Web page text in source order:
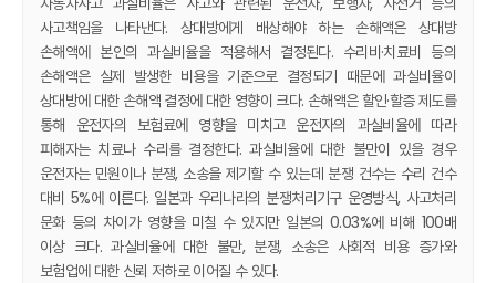
사고책임을 나타낸다. 상대방에게 배상해야 하는 손해액은 상대방
손해액에 본인의 과실비율을 적용해서 결정된다. 수리비·치료비 등의
손해액은 실제 발생한 비용을 기준으로 결정되기 때문에 과실비율이
상대방에 대한 손해액 결정에 대한 영향이 크다. 손해액은 할인·할증 제도를
통해 운전자의 보험료에 영향을 미치고 운전자의 과실비율에 따라
피해자는 치료나 수리를 결정한다. 과실비율에 대한 불만이 있을 경우
운전자는 민원이나 분쟁, 소송을 제기할 수 있는데 분쟁 건수는 수리 건수
대비 5%에 이른다. 일본과 우리나라의 분쟁처리기구 운영방식, 사고처리
문화 등의 차이가 영향을 미칠 수 있지만 일본의 0.03%에 비해 100배
이상 크다. 과실비율에 대한 불만, 분쟁, 소송은 사회적 비용 증가와
보험업에 대한 신뢰 저하로 이어질 수 있다.